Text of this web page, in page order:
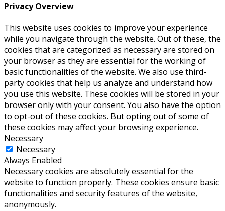
Privacy Overview
This website uses cookies to improve your experience
while you navigate through the website. Out of these, the
cookies that are categorized as necessary are stored on
your browser as they are essential for the working of
basic functionalities of the website. We also use third-
party cookies that help us analyze and understand how
you use this website. These cookies will be stored in your
browser only with your consent. You also have the option
to opt-out of these cookies. But opting out of some of
these cookies may affect your browsing experience.
Necessary
Necessary
Always Enabled
Necessary cookies are absolutely essential for the
website to function properly. These cookies ensure basic
functionalities and security features of the website,
anonymously.